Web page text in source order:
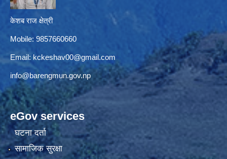
केशब राज क्षेत्री
Mobile: 9857660660
Email: kckeshav00@gmail.com
info@barengmun.gov.np
eGov services
घटना दर्ता
सामाजिक सुरक्षा